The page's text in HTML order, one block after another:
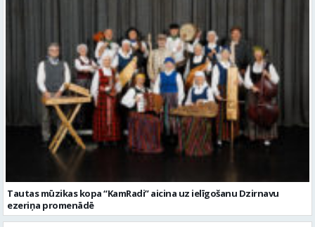
Tautas mūzikas kopa “KamRadi” aicina uz ielīgošanu Dzirnavu
ezeriņa promenādē